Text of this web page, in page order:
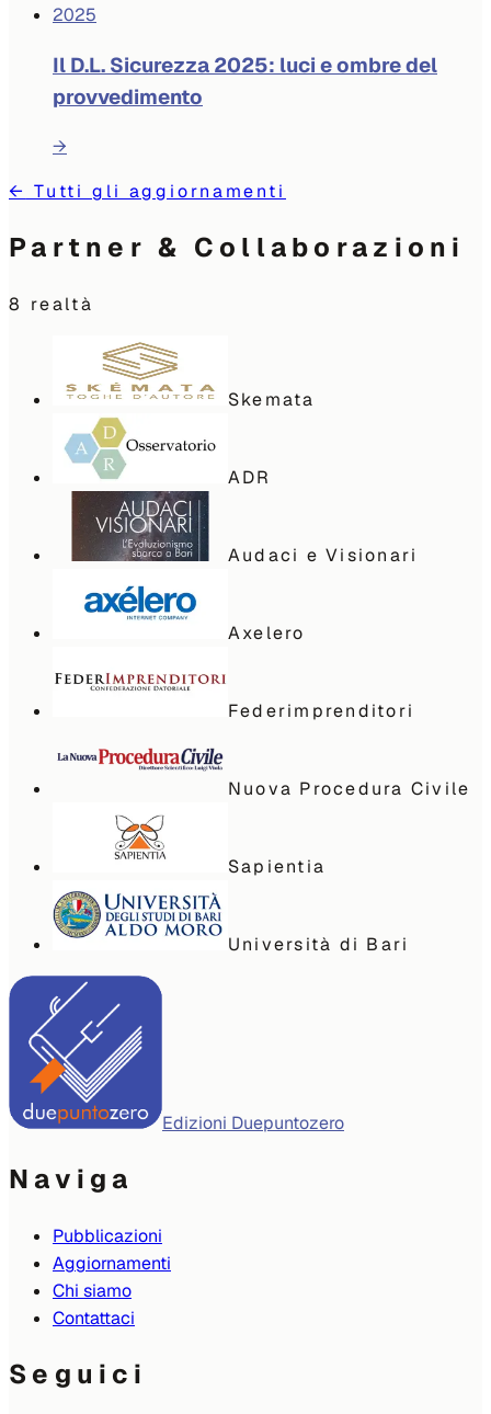
2025
Il D.L. Sicurezza 2025: luci e ombre del
provvedimento
→
← Tutti gli aggiornamenti
Partner & Collaborazioni
8 realtà
Skemata
ADR
Audaci e Visionari
Axelero
Federimprenditori
Nuova Procedura Civile
Sapientia
Università di Bari
Edizioni Duepuntozero
Naviga
Pubblicazioni
Aggiornamenti
Chi siamo
Contattaci
Seguici